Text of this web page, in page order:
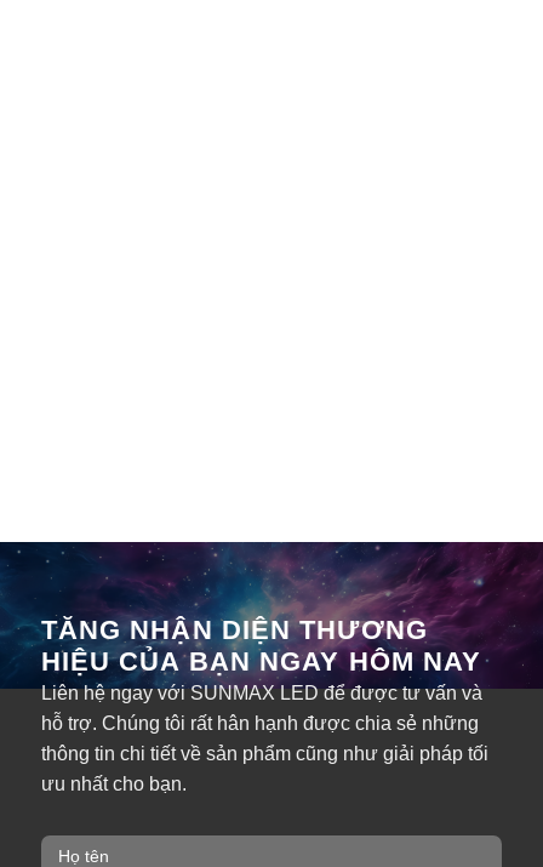
TĂNG NHẬN DIỆN THƯƠNG
HIỆU CỦA BẠN NGAY HÔM NAY
Liên hệ ngay với SUNMAX LED để được tư vấn và
hỗ trợ. Chúng tôi rất hân hạnh được chia sẻ những
thông tin chi tiết về sản phẩm cũng như giải pháp tối
ưu nhất cho bạn.
H